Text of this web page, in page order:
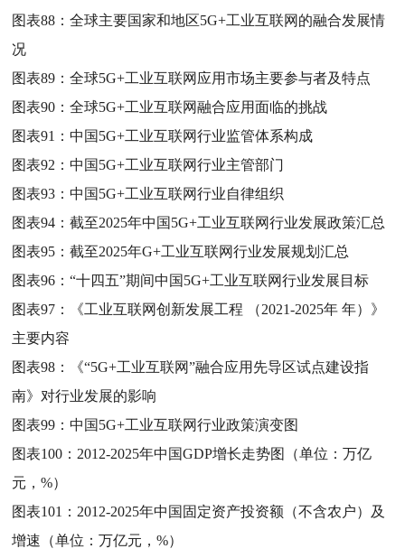
图表88：全球主要国家和地区5G+工业互联网的融合发展情
况
图表89：全球5G+工业互联网应用市场主要参与者及特点
图表90：全球5G+工业互联网融合应用面临的挑战
图表91：中国5G+工业互联网行业监管体系构成
图表92：中国5G+工业互联网行业主管部门
图表93：中国5G+工业互联网行业自律组织
图表94：截至2025年中国5G+工业互联网行业发展政策汇总
图表95：截至2025年G+工业互联网行业发展规划汇总
图表96：“十四五”期间中国5G+工业互联网行业发展目标
图表97：
《工业互联网创新发展工程 （2021-2025年 年）》
主要内容
图表98：
《“5G+工业互联网”融合应用先导区试点建设指
南》对行业发展的影响
图表99：中国5G+工业互联网行业政策演变图
图表100： 2012-2025年中国GDP增长走势图（单位：万亿
元，%）
图表101： 2012-2025年中国固定资产投资额（不含农户）及
增速（单位：万亿元，%）